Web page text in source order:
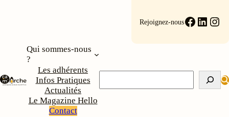
Rejoignez-nous
Qui sommes-nous
?
Les adhérents
Infos Pratiques
Actualités
Le Magazine Hello
Contact